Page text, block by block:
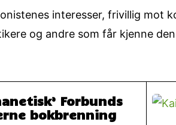
interesser, frivillig mot
og andre som får kjenne
Forbunds
bokbrenning